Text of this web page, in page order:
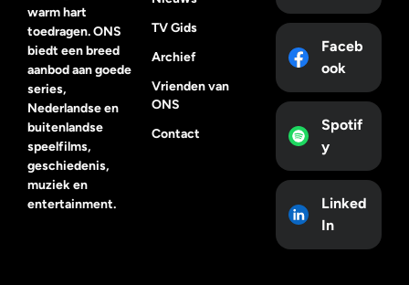
warm hart
toedragen. ONS
biedt een breed
aanbod aan goede
series,
Nederlandse en
buitenlandse
speelfilms,
geschiedenis,
muziek en
entertainment.
TV Gids
Archief
Vrienden van
ONS
Contact
Faceb
ook
Spotif
y
Linked
In